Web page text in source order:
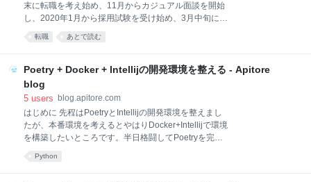
た ABEJA PlatformのJupyter Notebookから機械学習
Jobをたくさん投げる方法 ABEJA Platformで学習済み
します LINE株式会社に入社しました 富士ゼロックス
末に転職を考え始め、11月からカジュアル面談を開始
し、2020年1月から採用試験を受け始め、3月中旬に転
職活動を終えました。本記事は、今回の転職活動で私
が大事にした点や実際に受けた企業、お世話になった
動のスタイル エージェントは使いませんでした。基本
的にカジュアル面談のお誘いを全部受けるスタイルを
取りました。知人や友人のリファラルがあれば全部受
ました。自分からも数社カジュアル面談をお願いしま
した。転職活動の終盤は工数がカツカツだったのでお
誘いをお断りすることもありました。今回カジュアル
面談を積極的にやったおかげで、これまで接点がなか
転職 あとで読む
Poetry + Docker + Intellijの開発環境を整える - Apitore
blog
5 users blog.apitore.com
はじめに 先程はPoetryとIntellijの開発環境を整えまし
たが、本番環境を考えるとやはりDocker+Intellijで環境
を構築したいところです。半日格闘してPoetryを完全
きました。 関連記事 PoetryとIntellijの開発環境 前提条
Python